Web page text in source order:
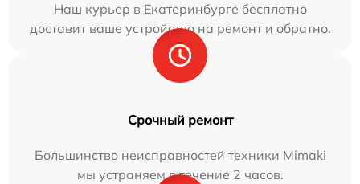
Наш курьер в Екатеринбурге бесплатно
доставит ваше устройство на ремонт и обратно.
Срочный ремонт
Большинство неисправностей техники Mimaki
мы устраняем в течение 2 часов.